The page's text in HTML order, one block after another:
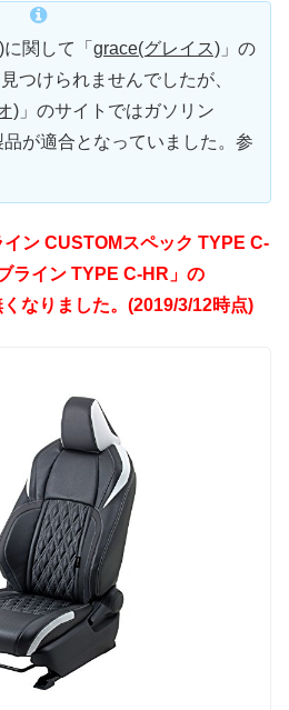
関して「 grace(グレイス) 」の
つけられませんでしたが、
) 」のサイトではガソリン
が適合となっていました。参
ン CUSTOMスペック TYPE C-
ライン TYPE C-HR」の
なりました。(2019/3/12時点)